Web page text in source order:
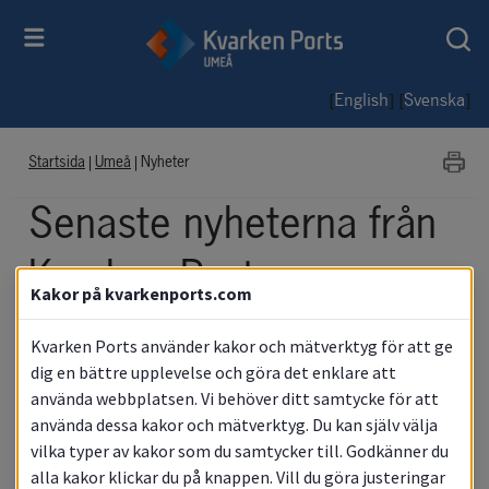
[English] [Svenska]
Startsida Umeå Nyheter
Senaste nyheterna från
Kvarken Ports
Umeå
Nyheter
Kakor på kvarkenports.com
Kvarken Ports använder kakor och mätverktyg för att ge
dig en bättre upplevelse och göra det enklare att
använda webbplatsen. Vi behöver ditt samtycke för att
använda dessa kakor och mätverktyg. Du kan själv välja
vilka typer av kakor som du samtycker till. Godkänner du
alla kakor klickar du på knappen. Vill du göra justeringar